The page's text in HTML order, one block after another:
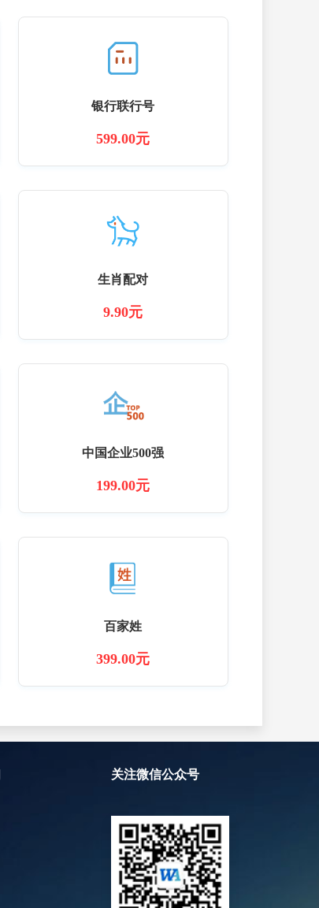
银行联行号
599.00元
生肖配对
9.90元
中国企业500强
199.00元
百家姓
399.00元
关注微信公众号